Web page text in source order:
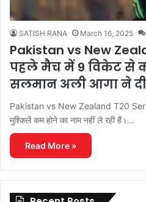
SATISH RANA March 16, 2025
Pakistan vs New
पहले मैच में 9 विकेट से
सलमान अली आगा ने दी
Pakistan vs New Zealand T20
मुश्किलें कम होने का नाम नहीं ले रही हैं।…
Read More »